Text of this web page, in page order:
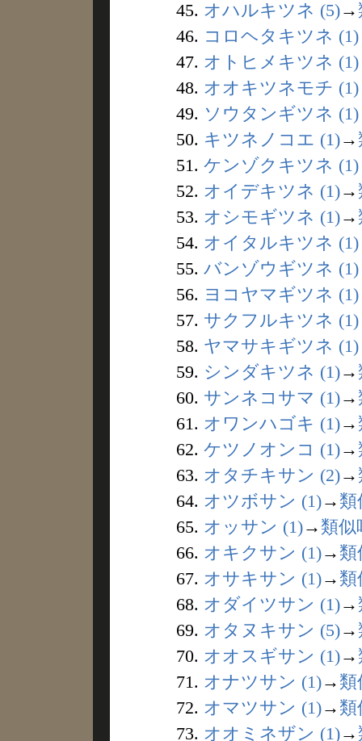
45. オハルキツネ (5)→
46. コロヘタキツネ (1)
47. オトヒメキツネ (1)
48. オオキツネモチ (1)
49. ソウタンギツネ (1)
50. キツネノコエ (1)→
51. ケンゾクキツネ (1)
52. オイデキツネ (1)→
53. オシモギツネ (1)→
54. オイタルキツネ (1)
55. バンゾウギツネ (1)
56. ヨコヤマギツネ (1)
57. サクフルキツネ (1)
58. ヤマサキギツネ (1)
59. シンダキツネ (1)→
60. サンネコサマ (1)→
61. オワンハゴキ (1)→
62. ケツノオンコ (1)→
63. オタチキサン (2)→
64. オツボサン (1)→ 類
65. オッサン (1)→ 類似
66. オキクサン (1)→ 類
67. オサキサン (1)→ 類
68. オダイツサン (1)→
69. オタヌキサン (5)→
70. オオスギサン (1)→
71. オナツサン (1)→ 類
72. オマツサン (1)→ 類
73. オオミネザン (1)→